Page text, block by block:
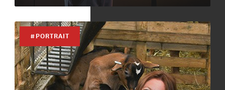
#PORTRAIT